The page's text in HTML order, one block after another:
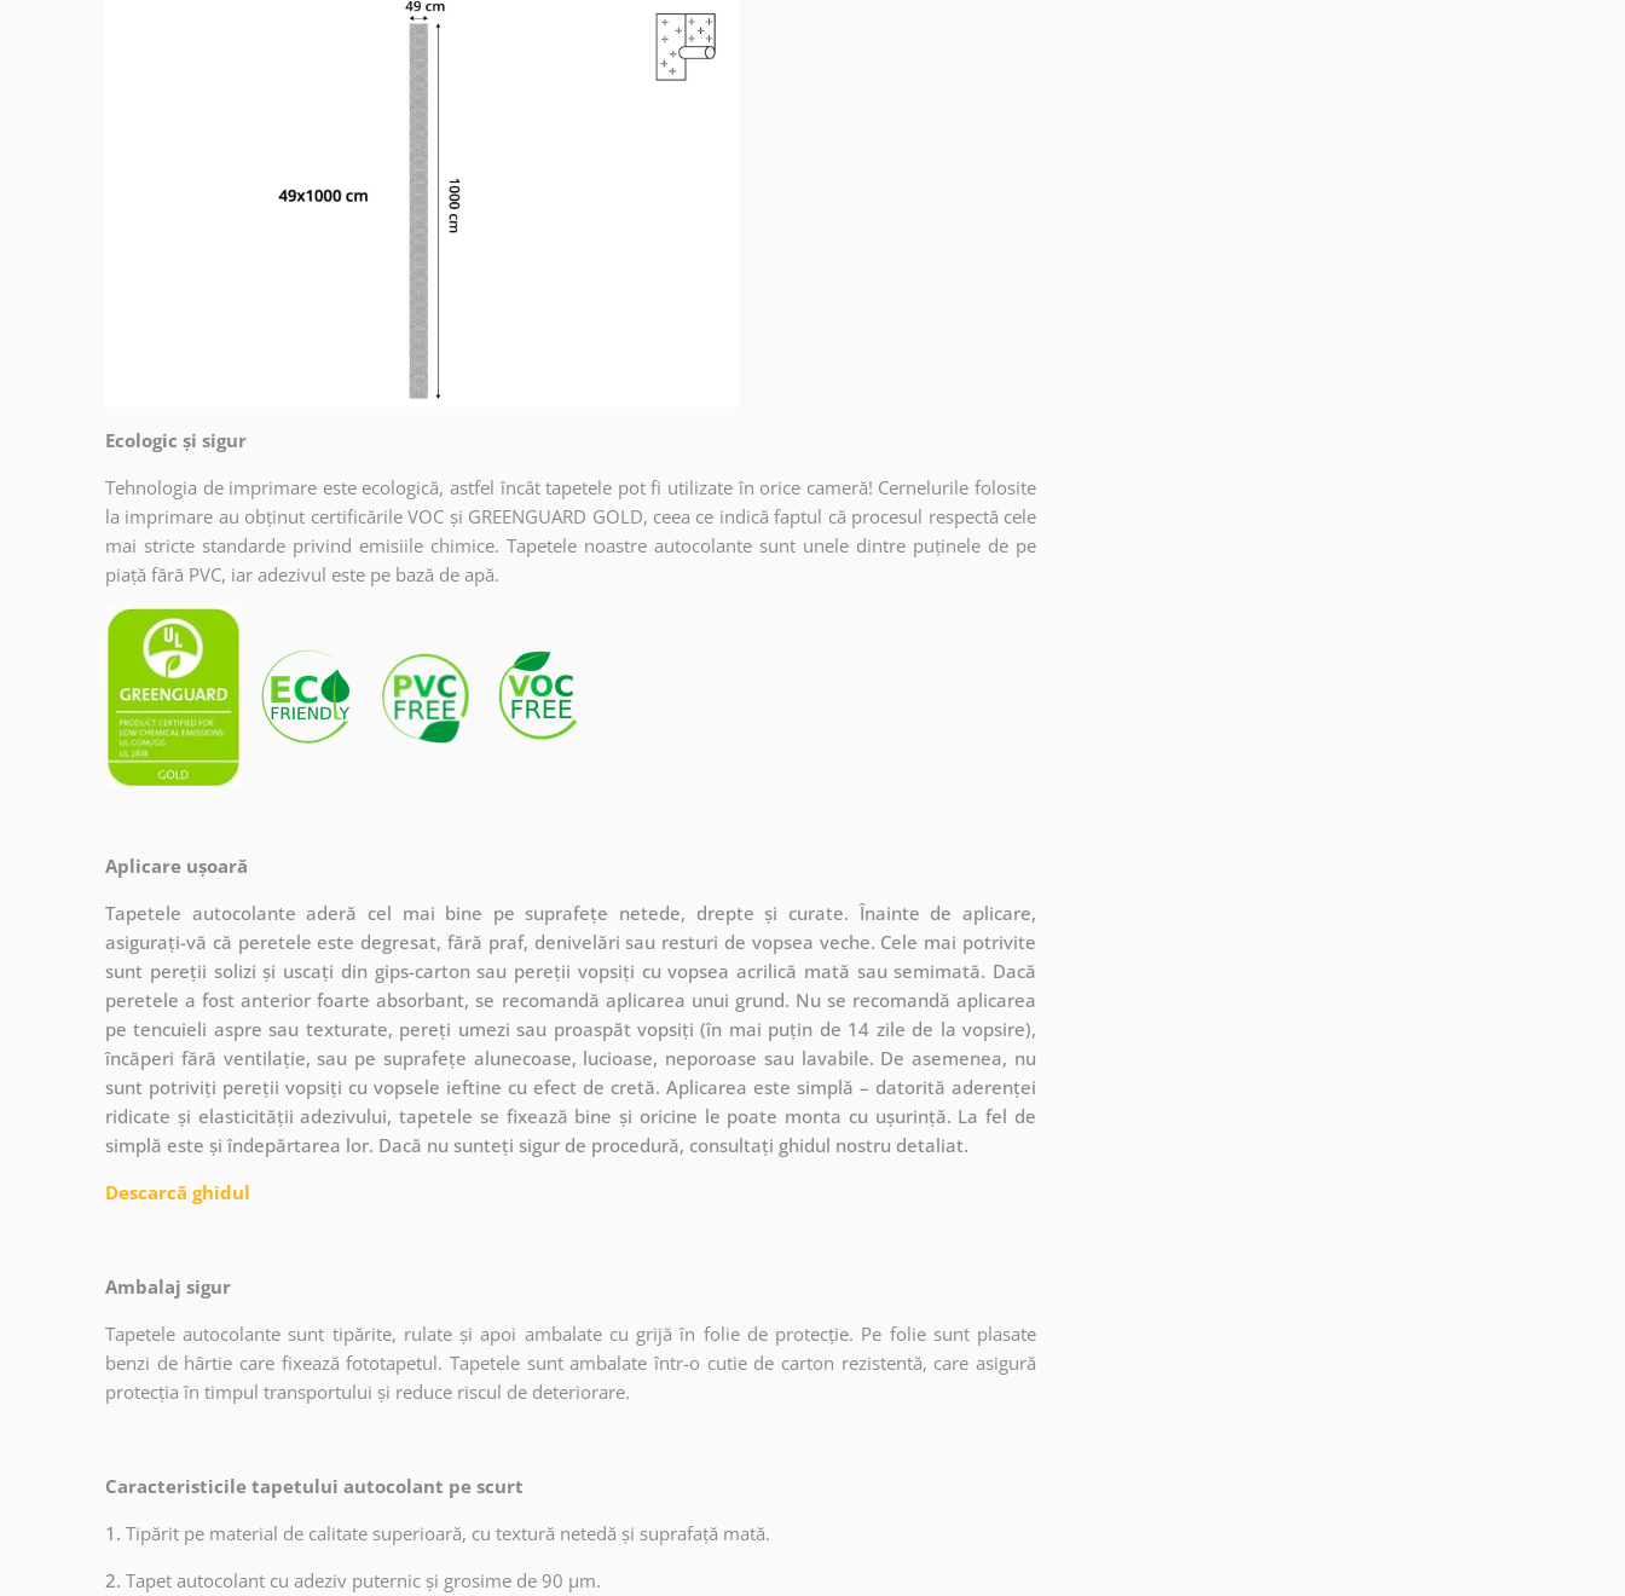
Ecologic și sigur
Tehnologia de imprimare este ecologică, astfel încât tapetele pot fi utilizate în orice cameră! Cernelurile folosite
la imprimare au obținut certificările VOC și GREENGUARD GOLD, ceea ce indică faptul că procesul respectă cele
mai stricte standarde privind emisiile chimice. Tapetele noastre autocolante sunt unele dintre puținele de pe
piață fără PVC, iar adezivul este pe bază de apă.
Aplicare ușoară
Tapetele autocolante aderă cel mai bine pe suprafețe netede, drepte și curate. Înainte de aplicare,
asigurați-vă că peretele este degresat, fără praf, denivelări sau resturi de vopsea veche. Cele mai potrivite
sunt pereții solizi și uscați din gips-carton sau pereții vopsiți cu vopsea acrilică mată sau semimată. Dacă
peretele a fost anterior foarte absorbant, se recomandă aplicarea unui grund. Nu se recomandă aplicarea
pe tencuieli aspre sau texturate, pereți umezi sau proaspăt vopsiți (în mai puțin de 14 zile de la vopsire),
încăperi fără ventilație, sau pe suprafețe alunecoase, lucioase, neporoase sau lavabile. De asemenea, nu
sunt potriviți pereții vopsiți cu vopsele ieftine cu efect de cretă. Aplicarea este simplă – datorită aderenței
ridicate și elasticității adezivului, tapetele se fixează bine și oricine le poate monta cu ușurință. La fel de
simplă este și îndepărtarea lor. Dacă nu sunteți sigur de procedură, consultați ghidul nostru detaliat.
Descarcă ghidul
Ambalaj sigur
Tapetele autocolante sunt tipărite, rulate și apoi ambalate cu grijă în folie de protecție. Pe folie sunt plasate
benzi de hârtie care fixează fototapetul. Tapetele sunt ambalate într-o cutie de carton rezistentă, care asigură
protecția în timpul transportului și reduce riscul de deteriorare.
Caracteristicile tapetului autocolant pe scurt
1. Tipărit pe material de calitate superioară, cu textură netedă și suprafață mată.
2. Tapet autocolant cu adeziv puternic și grosime de 90 µm.